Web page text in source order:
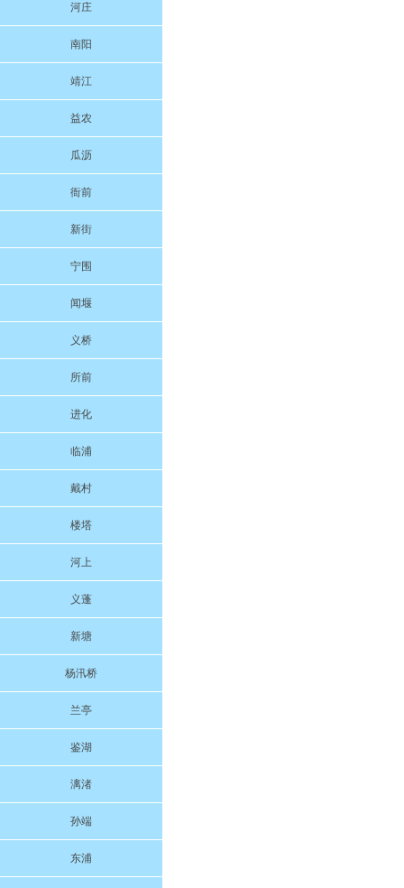
河庄
南阳
靖江
益农
瓜沥
衙前
新街
宁围
闻堰
义桥
所前
进化
临浦
戴村
楼塔
河上
义蓬
新塘
杨汛桥
兰亭
鉴湖
漓渚
孙端
东浦